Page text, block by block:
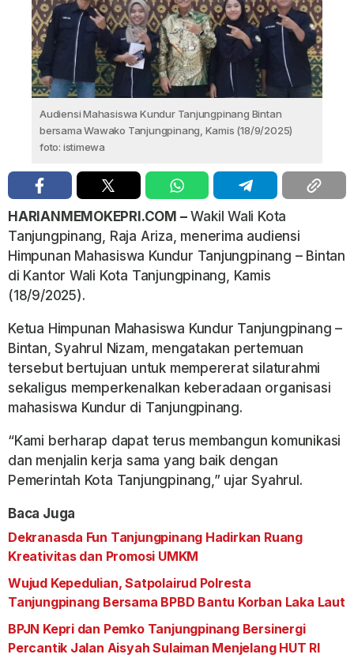
Audiensi Mahasiswa Kundur Tanjungpinang Bintan
bersama Wawako Tanjungpinang, Kamis (18/9/2025)
foto: istimewa
HARIANMEMOKEPRI.COM –Wakil Wali Kota
Tanjungpinang, Raja Ariza, menerima audiensi
Himpunan Mahasiswa Kundur Tanjungpinang – Bintan
di Kantor Wali Kota Tanjungpinang, Kamis
(18/9/2025).
Ketua Himpunan Mahasiswa Kundur Tanjungpinang –
Bintan, Syahrul Nizam, mengatakan pertemuan
tersebut bertujuan untuk mempererat silaturahmi
sekaligus memperkenalkan keberadaan organisasi
mahasiswa Kundur di Tanjungpinang.
“Kami berharap dapat terus membangun komunikasi
dan menjalin kerja sama yang baik dengan
Pemerintah Kota Tanjungpinang,” ujar Syahrul.
Baca Juga
Dekranasda Fun Tanjungpinang Hadirkan Ruang
Kreativitas dan Promosi UMKM
Wujud Kepedulian, Satpolairud Polresta
Tanjungpinang Bersama BPBD Bantu Korban Laka Laut
BPJN Kepri dan Pemko Tanjungpinang Bersinergi
Percantik Jalan Aisyah Sulaiman Menjelang HUT RI